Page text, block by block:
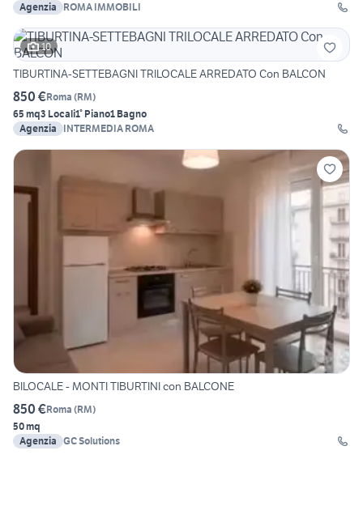
Agenzia
ROMA IMMOBILI
10
TIBURTINA-SETTEBAGNI TRILOCALE ARREDATO Con BALCON
850 €Roma (RM)
65 mq3 Locali1° Piano1 Bagno
Agenzia
INTERMEDIA ROMA
BILOCALE - MONTI TIBURTINI con BALCONE
850 €Roma (RM)
50 mq
Agenzia GC Solutions